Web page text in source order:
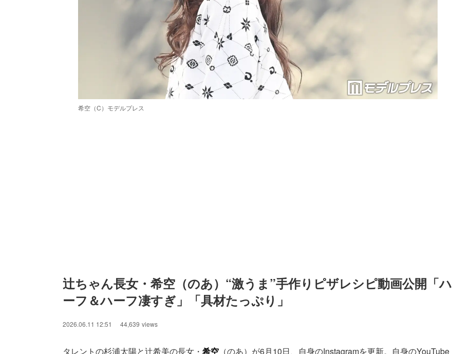
希空（C）モデルプレス
辻ちゃん長女・希空（のあ）“激うま”手作りピザレシピ動画公開「ハ
ーフ＆ハーフ凄すぎ」「具材たっぷり」
2026.06.11 12:51 44,639 views
タレントの杉浦太陽と辻希美の長女・ 希空 （のあ）が6月10日、自身のInstagramを更新。自身のYouTube